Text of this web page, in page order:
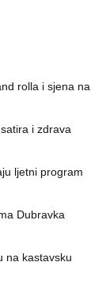
rolla i sjena na
i zdrava
ljetni program
Dubravka
na kastavsku